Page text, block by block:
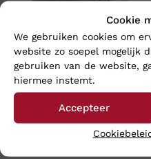
Cookie
We gebruiken cookies om
website zo soepel mogelijk
gebruiken van de website,
hiermee instemt.
Accepteer
Meindl CARACAS GTX –
Wijdte H
€259,95